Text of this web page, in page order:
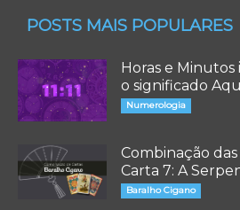
POSTS MAIS POPULARES
Horas e Minutos
o significado
Numerologia
Combinação das
Carta 7: A
Baralho Cigano